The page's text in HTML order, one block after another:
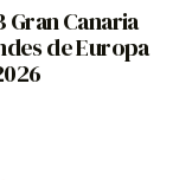
Gran Canaria
de Europa